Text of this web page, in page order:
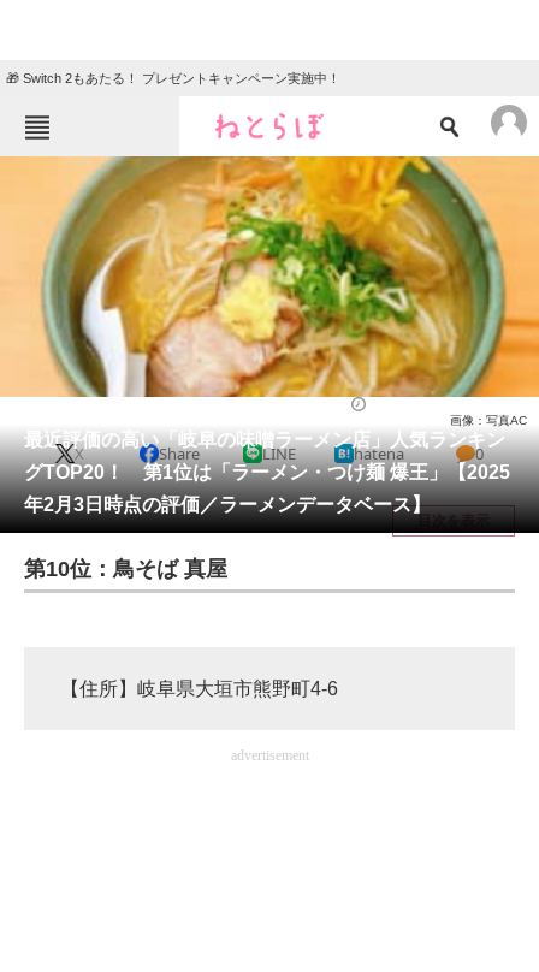
🎁 Switch 2もあたる！ プレゼントキャンペーン実施中！
ねとらぼメニュー
ニュース
エンタメ クイズ
地域
住まい 教育・育児
リサーチ
会員記事
メディア
注目記事を集めた総合ページ
ITの今と未来を見通す
進化するPCとデバイスの未来
最近評価の高い「岐阜の味噌ラーメン店」人気ランキン
グTOP20！ 第1位は「ラーメン・つけ麺 爆王」【2025
年2月3日時点の評価／ラーメンデータベース】
画像：写真AC
X Share LINE hatena 0
目次を表示
第10位：鳥そば 真屋
【住所】岐阜県大垣市熊野町4-6
advertisement